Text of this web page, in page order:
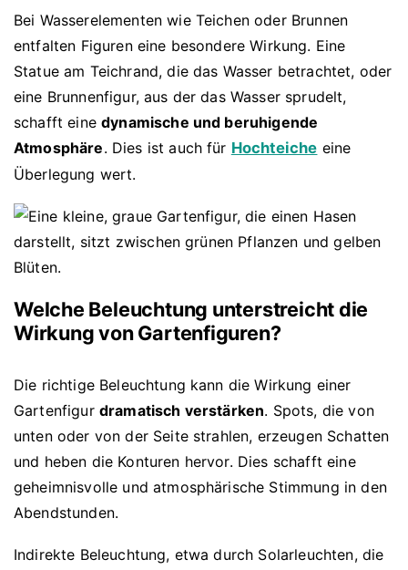
Bei Wasserelementen wie Teichen oder Brunnen
entfalten Figuren eine besondere Wirkung. Eine
Statue am Teichrand, die das Wasser betrachtet, oder
eine Brunnenfigur, aus der das Wasser sprudelt,
schafft einedynamische und beruhigende
Atmosphäre. Dies ist auch für Hochteiche eine
Überlegung wert.
Welche Beleuchtung unterstreicht die
Wirkung von Gartenfiguren?
Die richtige Beleuchtung kann die Wirkung einer
Gartenfigur dramatisch verstärken. Spots, die von
unten oder von der Seite strahlen, erzeugen Schatten
und heben die Konturen hervor. Dies schafft eine
geheimnisvolle und atmosphärische Stimmung in den
Abendstunden.
Indirekte Beleuchtung, etwa durch Solarleuchten, die